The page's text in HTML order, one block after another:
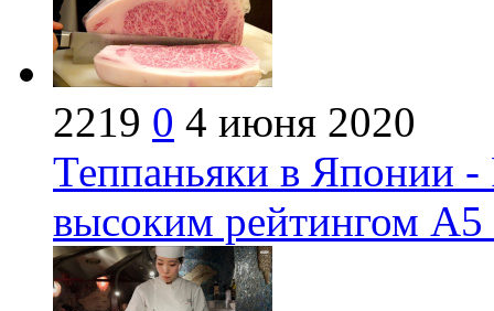
2219 0 4 июня 2020
Теппаньяки в Японии -
высоким рейтингом